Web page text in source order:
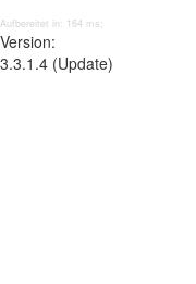
Aufbereitet in: 164 ms;
Version:
3.3.1.4 (Update)